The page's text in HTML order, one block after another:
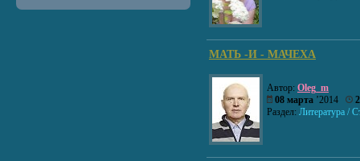
МАТЬ -И - МАЧЕХА
Автор: Oleg_m
08 марта ’2014
Раздел: Литература /